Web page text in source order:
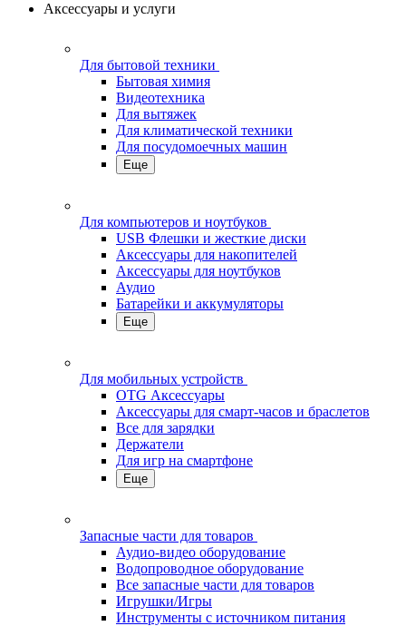
Аксессуары и услуги
Для бытовой техники
Бытовая химия
Видеотехника
Для вытяжек
Для климатической техники
Для посудомоечных машин
Еще
Для компьютеров и ноутбуков
USB Флешки и жесткие диски
Аксессуары для накопителей
Аксессуары для ноутбуков
Аудио
Батарейки и аккумуляторы
Еще
Для мобильных устройств
OTG Аксессуары
Аксессуары для смарт-часов и браслетов
Все для зарядки
Держатели
Для игр на смартфоне
Еще
Запасные части для товаров
Аудио-видео оборудование
Водопроводное оборудование
Все запасные части для товаров
Игрушки/Игры
Инструменты с источником питания